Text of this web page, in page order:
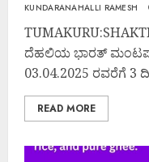
KUNDARANAHALLI RAMESH
ದೆಹಲಿಯ ಭಾರತ್
03.04.2025 ರವರೆಗೆ 3
READ MORE